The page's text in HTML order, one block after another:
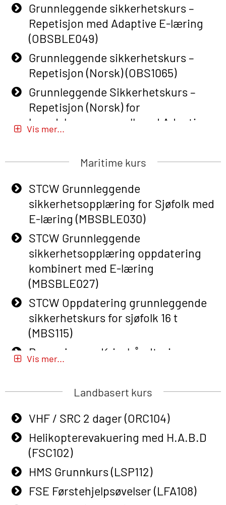
Grunnleggende sikkerhetskurs –
Repetisjon med Adaptive E-læring
(OBSBLE049)
Grunnleggende sikkerhetskurs –
Repetisjon (Norsk) (OBS1065)
Grunnleggende Sikkerhetskurs –
Repetisjon (Norsk) for
beredskapspersonell med Adaptive
E-læring (OBSBLE051)
Basic Safety Training (English) – with
Adaptive E-learning (OBSBLE047)
Basic Safety Training – Refresher
Course (English) with E-learning
(OBSBLE048)
Basic Safety Training – Refresher
Course (English) (OBS1063)
Basic Safety Training – Refresher
Course (English) for emergency
response personnel with Adaptive E-
learning (OBSBLE050)
Helikopterevakuering inkl pustelunge
med adaptive e-læring (OSEBLE018)
Airpocket with E-learning (English)
Additional Basic Safety Training for
the Norwegian Sector (OBS117)
Grunnleggende Sikkerhetskurs –
Rep. for helikoptermannskap inkl.
HABD (FSC122)
Vis mer...
Maritime kurs
STCW Grunnleggende
sikkerhetsopplæring for Sjøfolk med
E-læring (MBSBLE030)
STCW Grunnleggende
sikkerhetsopplæring oppdatering
kombinert med E-læring
(MBSBLE027)
STCW Oppdatering grunnleggende
sikkerhetskurs for sjøfolk 16 t
(MBS115)
Passasjer- og Krisehåndtering
(MBSBLE020)
Passasjer- og Krisehåndtering
oppdatering (MBSBLE019)
STCW Grunnleggende
sikkerhetsopplæring for fiskere
(MBSBLE031)
STCW Grunnleggende
sikkerhetsopplæring for fiskere
oppdatering (MBSBLE032)
Vis mer...
Landbasert kurs
VHF / SRC 2 dager (ORC104)
Helikopterevakuering med H.A.B.D
(FSC102)
HMS Grunnkurs (LSP112)
FSE Førstehjelpsøvelser (LFA108)